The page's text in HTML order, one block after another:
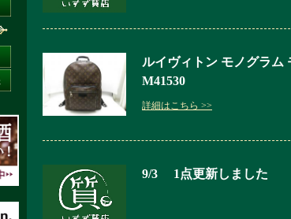
ルイヴィトン モノグラム
M41530
詳細はこちら >>
9/3 1点更新しました